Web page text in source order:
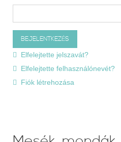
Elfelejtette jelszavát?
Elfelejtette felhasználónevét?
Fiók létrehozása